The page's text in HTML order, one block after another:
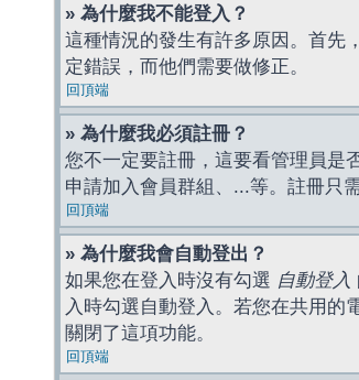
» 為什麼我不能登入？
這種情況的發生有許多原因。首先
定錯誤，而他們需要做修正。
回頂端
» 為什麼我必須註冊？
您不一定要註冊，這要看管理員是
申請加入會員群組、...等。註冊只
回頂端
» 為什麼我會自動登出？
如果您在登入時沒有勾選 自動登入
入時勾選自動登入。若您在共用的
關閉了這項功能。
回頂端